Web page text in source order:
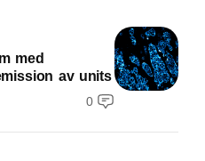
med
av units
0